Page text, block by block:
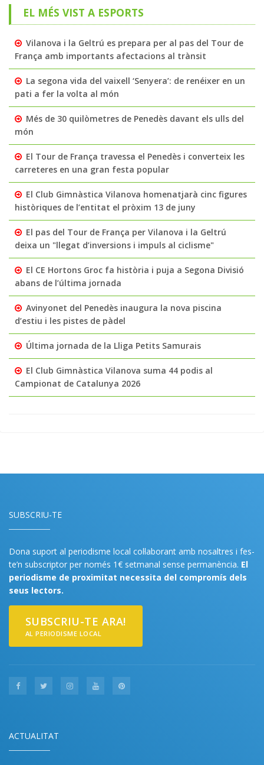
EL MÉS VIST A ESPORTS
Vilanova i la Geltrú es prepara per al pas del Tour de
França amb importants afectacions al trànsit
La segona vida del vaixell ‘Senyera’: de renéixer en un
pati a fer la volta al món
Més de 30 quilòmetres de Penedès davant els ulls del
món
El Tour de França travessa el Penedès i converteix les
carreteres en una gran festa popular
El Club Gimnàstica Vilanova homenatjarà cinc figures
històriques de l’entitat el pròxim 13 de juny
El pas del Tour de França per Vilanova i la Geltrú
deixa un "llegat d’inversions i impuls al ciclisme"
El CE Hortons Groc fa història i puja a Segona Divisió
abans de l’última jornada
Avinyonet del Penedès inaugura la nova piscina
d’estiu i les pistes de pàdel
Última jornada de la Lliga Petits Samurais
El Club Gimnàstica Vilanova suma 44 podis al
Campionat de Catalunya 2026
SUBSCRIU-TE
Dona suport al periodisme local col·laborant amb nosaltres i fes-
te’n subscriptor per només 1€ setmanal sense permanència. El
periodisme de proximitat necessita del compromís dels
seus lectors.
SUBSCRIU-TE ARA!
AL PERIODISME LOCAL
ACTUALITAT